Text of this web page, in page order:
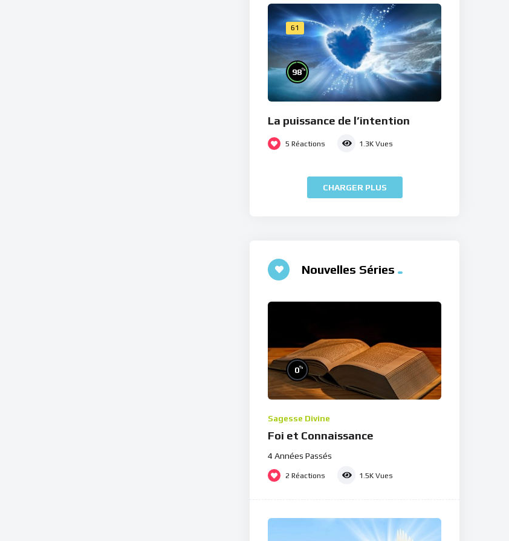
61
98%
La puissance de l’intention
5 Réactions 1.3K Vues
CHARGER PLUS
Nouvelles Séries
0%
Sagesse Divine
Foi et Connaissance
4 Années Passés
2 Réactions 1.5K Vues